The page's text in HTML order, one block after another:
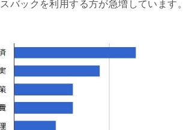
バックを利用する方が急増しています。